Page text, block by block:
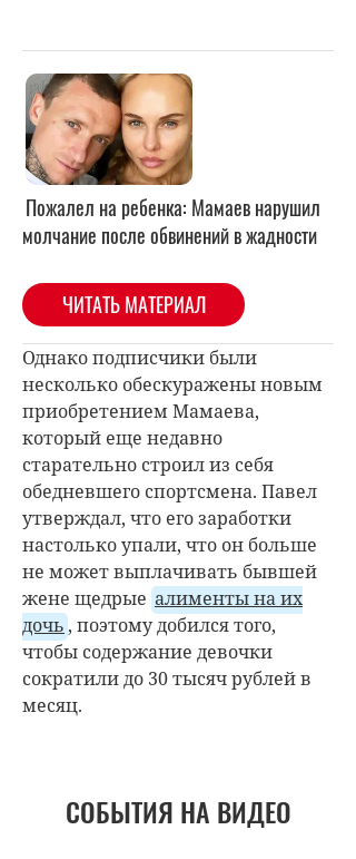
Пожалел на ребенка: Мамаев нарушил
молчание после обвинений в жадности
ЧИТАТЬ МАТЕРИАЛ
Однако подписчики были
несколько обескуражены новым
приобретением Мамаева,
который еще недавно
старательно строил из себя
обедневшего спортсмена. Павел
утверждал, что его заработки
настолько упали, что он больше
не может выплачивать бывшей
жене щедрые алименты на их
дочь , поэтому добился того,
чтобы содержание девочки
сократили до 30 тысяч рублей в
месяц.
СОБЫТИЯ НА ВИДЕО